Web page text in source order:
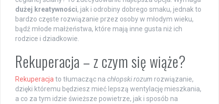
dużej kreatywności, jak i odrobiny dobrego smaku, jednak to
bardzo częste rozwiązanie przez osoby w młodym wieku,
bądź młode małżeństwa, które mają inne gusta niż ich
rodzice i dziadkowie.
Rekuperacja – z czym się wiąże?
Rekuperacjato tłumacząc na chłopski rozum rozwiązanie,
dzięki któremu będziesz mieć lepszą wentylację mieszkania,
a co za tym idzie świeższe powietrze, jak i sposób na